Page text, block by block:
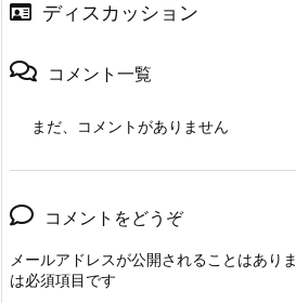
ディスカッション
コメント一覧
まだ、コメントがありません
コメントをどうぞ
メールアドレスが公開されることはありま
は必須項目です